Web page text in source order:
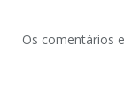
Os comentários